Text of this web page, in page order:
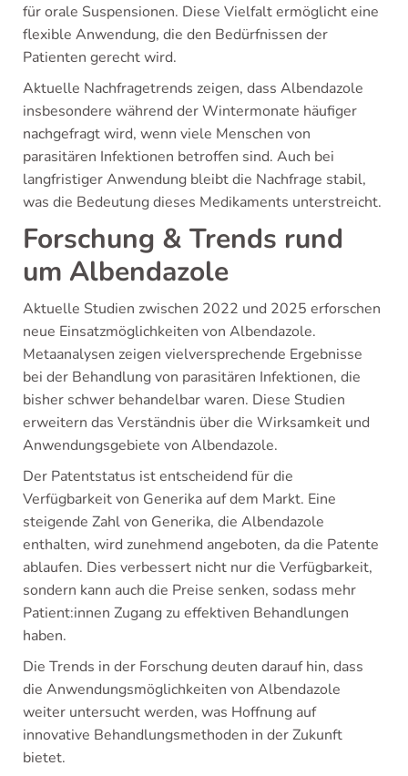
für orale Suspensionen. Diese Vielfalt ermöglicht eine
flexible Anwendung, die den Bedürfnissen der
Patienten gerecht wird.
Aktuelle Nachfragetrends zeigen, dass Albendazole
insbesondere während der Wintermonate häufiger
nachgefragt wird, wenn viele Menschen von
parasitären Infektionen betroffen sind. Auch bei
langfristiger Anwendung bleibt die Nachfrage stabil,
was die Bedeutung dieses Medikaments unterstreicht.
Forschung & Trends rund
um Albendazole
Aktuelle Studien zwischen 2022 und 2025 erforschen
neue Einsatzmöglichkeiten von Albendazole.
Metaanalysen zeigen vielversprechende Ergebnisse
bei der Behandlung von parasitären Infektionen, die
bisher schwer behandelbar waren. Diese Studien
erweitern das Verständnis über die Wirksamkeit und
Anwendungsgebiete von Albendazole.
Der Patentstatus ist entscheidend für die
Verfügbarkeit von Generika auf dem Markt. Eine
steigende Zahl von Generika, die Albendazole
enthalten, wird zunehmend angeboten, da die Patente
ablaufen. Dies verbessert nicht nur die Verfügbarkeit,
sondern kann auch die Preise senken, sodass mehr
Patient:innen Zugang zu effektiven Behandlungen
haben.
Die Trends in der Forschung deuten darauf hin, dass
die Anwendungsmöglichkeiten von Albendazole
weiter untersucht werden, was Hoffnung auf
innovative Behandlungsmethoden in der Zukunft
bietet.